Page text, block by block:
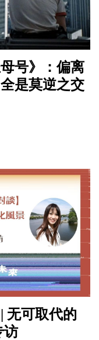
号》：偏离
是莫逆之交
无可取代的
访